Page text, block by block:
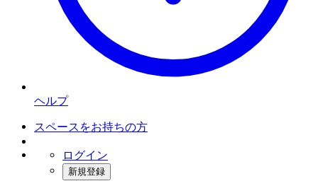
ヘルプ
スペースをお持ちの方
ログイン
新規登録